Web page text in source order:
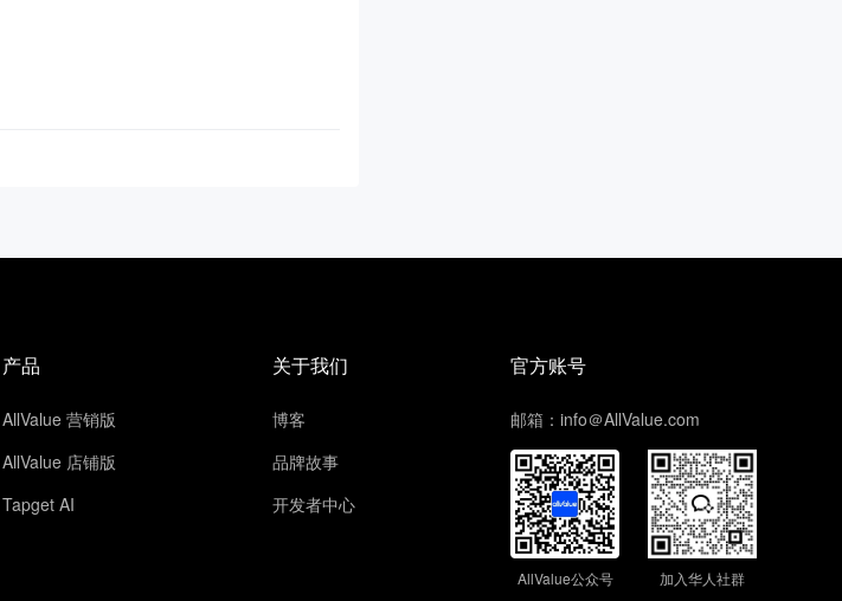
产品
AllValue 营销版
AllValue 店铺版
Tapget AI
关于我们
博客
品牌故事
开发者中心
官方账号
邮箱：info＠AllValue.com
AllValue公众号 加入华人社群